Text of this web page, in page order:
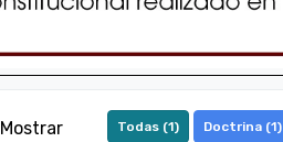
Mostrar Todas (1) Doctrina (1)